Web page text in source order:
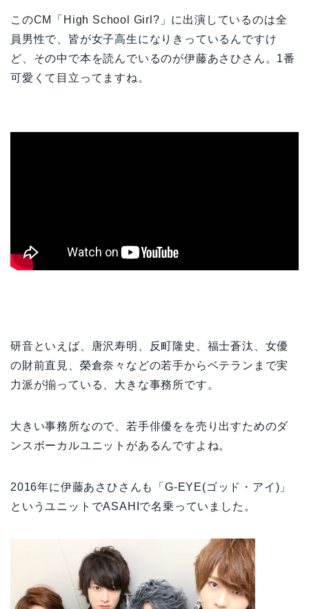
このCM「High School Girl?」に出演しているのは全
員男性で、皆が女子高生になりきっているんですけ
ど、その中で本を読んでいるのが伊藤あさひさん。1番
可愛くて目立ってますね。
研音といえば、唐沢寿明、反町隆史、福士蒼汰、女優
の財前直見、榮倉奈々などの若手からベテランまで実
力派が揃っている、大きな事務所です。
大きい事務所なので、若手俳優をを売り出すためのダ
ンスボーカルユニットがあるんですよね。
2016年に伊藤あさひさんも「G-EYE(ゴッド・アイ)」
というユニットでASAHIで名乗っていました。